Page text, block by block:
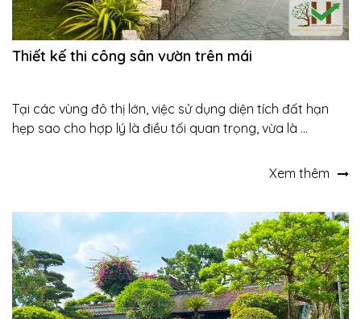
Thiết kế thi công sân vườn trên mái
Tại các vùng đô thị lớn, việc sử dụng diện tích đất hạn
hẹp sao cho hợp lý là điều tối quan trọng, vừa là ...
Xem thêm